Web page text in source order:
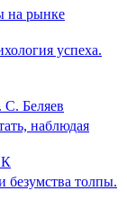
на рынке
успеха.
С. Беляев
наблюдая
безумства толпы.